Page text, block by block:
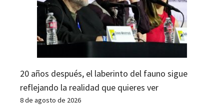
20 años después, el laberinto del fauno sigue
reflejando la realidad que quieres ver
8 de agosto de 2026